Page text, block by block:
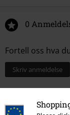
0
Fortell oss hva
Skriv anmeldelse